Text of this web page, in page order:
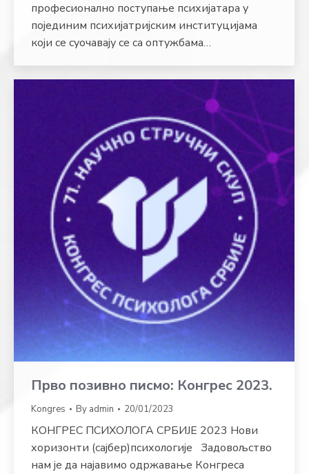
професионално поступање психијатара у
појединим психијатријским институцијама
који се суочавају се са оптужбама…
Прво позивно писмо: Конгрес 2023.
Kongres By admin 20/01/2023
КОНГРЕС ПСИХОЛОГА СРБИЈЕ 2023 Нови
хоризонти (сајбер)психологије Задовољство
нам је да најавимо одржавање Конгреса